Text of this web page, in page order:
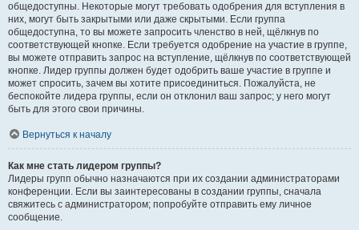
общедоступны. Некоторые могут требовать одобрения для вступления в
них, могут быть закрытыми или даже скрытыми. Если группа
общедоступна, то вы можете запросить членство в ней, щёлкнув по
соответствующей кнопке. Если требуется одобрение на участие в группе,
вы можете отправить запрос на вступление, щёлкнув по соответствующей
кнопке. Лидер группы должен будет одобрить ваше участие в группе и
может спросить, зачем вы хотите присоединиться. Пожалуйста, не
беспокойте лидера группы, если он отклонил ваш запрос; у него могут
быть для этого свои причины.
Вернуться к началу
Как мне стать лидером группы?
Лидеры групп обычно назначаются при их создании администраторами
конференции. Если вы заинтересованы в создании группы, сначала
свяжитесь с администратором; попробуйте отправить ему личное
сообщение.